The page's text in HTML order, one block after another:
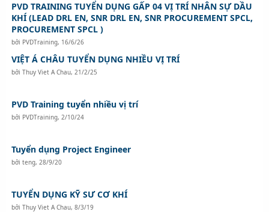
PVD TRAINING TUYỂN DỤNG GẤP 04 VỊ TRÍ NHÂN SỰ DẦU
KHÍ (LEAD DRL EN, SNR DRL EN, SNR PROCUREMENT SPCL,
PROCUREMENT SPCL )
bởi PVDTraining, 16/6/26
VIỆT Á CHÂU TUYỂN DỤNG NHIỀU VỊ TRÍ
bởi Thuy Viet A Chau, 21/2/25
PVD Training tuyển nhiều vị trí
bởi PVDTraining, 2/10/24
Tuyển dụng Project Engineer
bởi teng, 28/9/20
TUYỂN DỤNG KỸ SƯ CƠ KHÍ
bởi Thuy Viet A Chau, 8/3/19